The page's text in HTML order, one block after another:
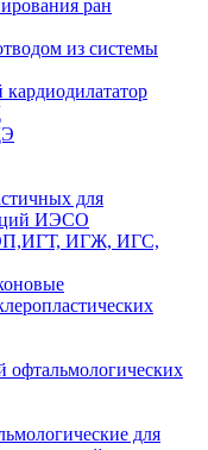
ран
из системы
для
ИЭСО
ИГЖ, ИГС,
для